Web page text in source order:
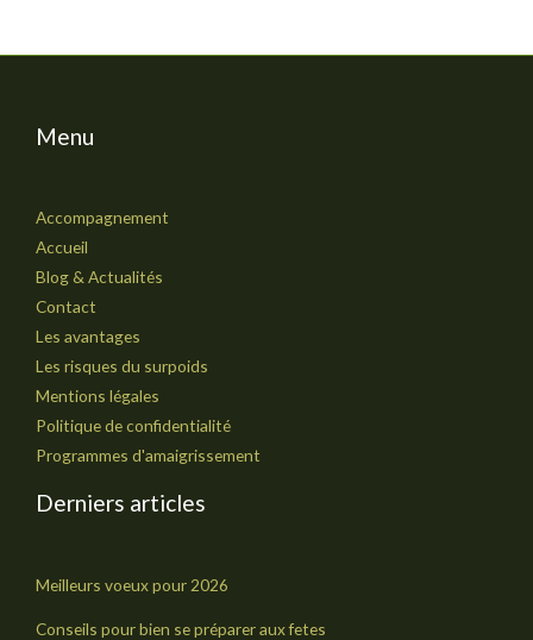
Menu
Accompagnement
Accueil
Blog & Actualités
Contact
Les avantages
Les risques du surpoids
Mentions légales
Politique de confidentialité
Programmes d'amaigrissement
Derniers articles
Meilleurs voeux pour 2026
Conseils pour bien se préparer aux fetes